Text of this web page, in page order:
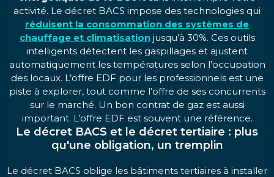
activité. Le décret BACS impose des technologies qui
réduisent la consommation des systèmes de
chauffage et climatisationjusqu’à 30%. Ces outils
intelligents détectent les gaspillages et ajustent
automatiquement les températures selon l’occupation
des locaux. L’offre EDF pour les professionnels est une
piste à explorer, tout comme l’offre de ses concurrents
sur le marché. Un bon contrat de gaz est aussi
important. L’offre EDF est souvent une référence.
Le décret BACS et le décret tertiaire : plus
qu'une obligation, un tremplin
Le décret BACS oblige les bâtiments tertiaires à installer